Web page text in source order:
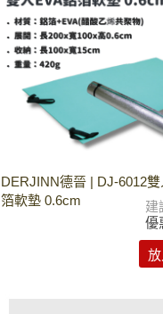
DERJINN德晉 | DJ-6012
箔軟墊 0.6cm
建
優